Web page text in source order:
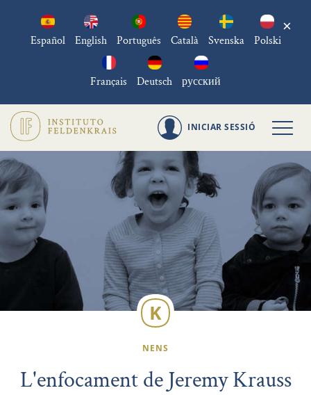
Español English Português Català Svenska Polski
Français Deutsch русский
×
INICIAR SESSIÓ
NENS
L'enfocament de Jeremy Krauss